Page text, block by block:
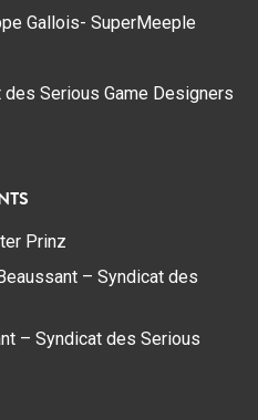
Gallois- SuperMeeple
Serious Game Designers
Prinz
– Syndicat des
– Syndicat des Serious